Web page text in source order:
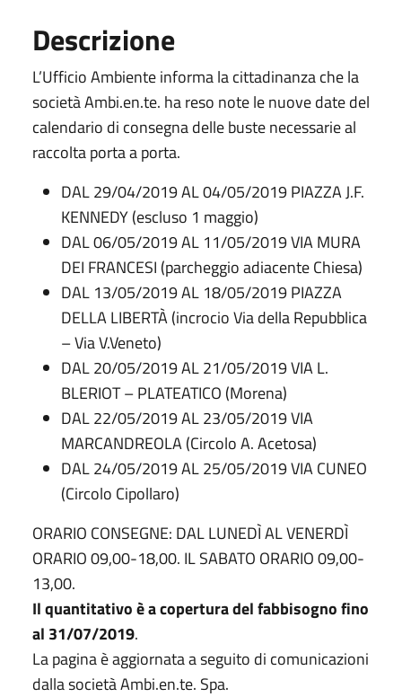
Descrizione
L’Ufficio Ambiente informa la cittadinanza che la
società Ambi.en.te. ha reso note le nuove date del
calendario di consegna delle buste necessarie al
raccolta porta a porta.
DAL 29/04/2019 AL 04/05/2019 PIAZZA J.F.
KENNEDY (escluso 1 maggio)
DAL 06/05/2019 AL 11/05/2019 VIA MURA
DEI FRANCESI (parcheggio adiacente Chiesa)
DAL 13/05/2019 AL 18/05/2019 PIAZZA
DELLA LIBERTÀ (incrocio Via della Repubblica
– Via V.Veneto)
DAL 20/05/2019 AL 21/05/2019 VIA L.
BLERIOT – PLATEATICO (Morena)
DAL 22/05/2019 AL 23/05/2019 VIA
MARCANDREOLA (Circolo A. Acetosa)
DAL 24/05/2019 AL 25/05/2019 VIA CUNEO
(Circolo Cipollaro)
ORARIO CONSEGNE: DAL LUNEDÌ AL VENERDÌ
ORARIO 09,00-18,00. IL SABATO ORARIO 09,00-
13,00.
Il quantitativo è a copertura del fabbisogno fino
al 31/07/2019.
La pagina è aggiornata a seguito di comunicazioni
dalla società Ambi.en.te. Spa.